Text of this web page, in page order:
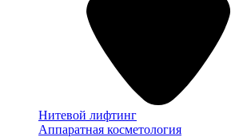
Нитевой лифтинг
Аппаратная косметология